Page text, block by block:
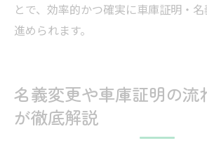
とで、効率的かつ確実に車庫証明・
進められます。
名義変更や車庫証明の流
が徹底解説